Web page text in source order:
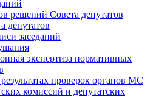
решений Совета депутатов
депутатов
заседаний
экспертиза нормативных
проверок органов МС
комиссий и депутатских